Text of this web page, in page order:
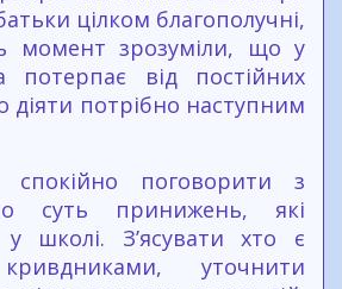
цілком благополучні,
момент зрозуміли, що у
потерпає від постійних
потрібно наступним
спокійно поговорити з
суть принижень, які
у школі. З’ясувати хто є
уточнити